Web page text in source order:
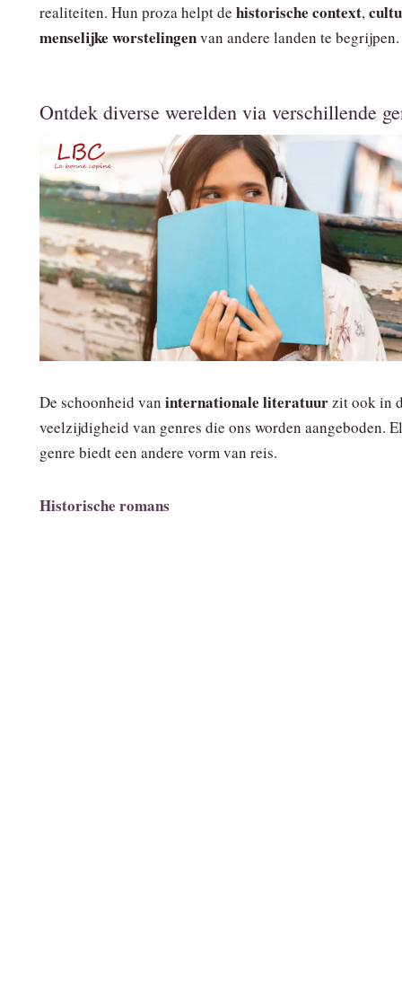
realiteiten. Hun proza helpt de historische context,
menselijke worstelingenvan andere landen te begrijpen.
Ontdek diverse werelden via verschillende
De schoonheid van internationale literatuurzit ook in
veelzijdigheid van genres die ons worden aangeboden.
genre biedt een andere vorm van reis.
Historische romans